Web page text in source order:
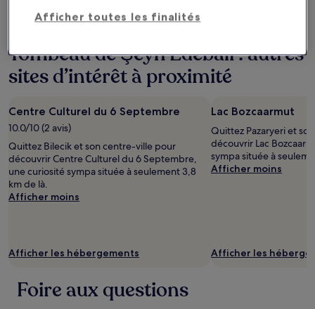
Tombeau de Şeyh Edebali : autres
sites d’intérêt à proximité
Centre Culturel du 6 Septembre
10.0/10 (2 avis)
Quittez Bilecik et son centre-ville pour
découvrir Centre Culturel du 6 Septembre,
une curiosité sympa située à seulement 3,8
km de là.
Afficher moins
Afficher les hébergements
Lac Bozcaarmut
Quittez Pazaryeri et
découvrir Lac
sympa située à
Afficher moins
Afficher les
Foire aux questions
Afficher toutes les finalités